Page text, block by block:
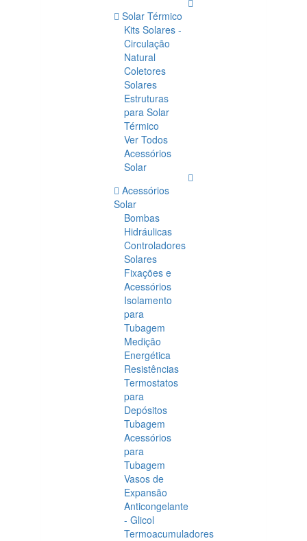
Solar Térmico
Kits Solares -
Circulação
Natural
Coletores
Solares
Estruturas
para Solar
Térmico
Ver Todos
Acessórios
Solar
Acessórios
Solar
Bombas
Hidráulicas
Controladores
Solares
Fixações e
Acessórios
Isolamento
para
Tubagem
Medição
Energética
Resistências
Termostatos
para
Depósitos
Tubagem
Acessórios
para
Tubagem
Vasos de
Expansão
Anticongelante
- Glicol
Termoacumuladores